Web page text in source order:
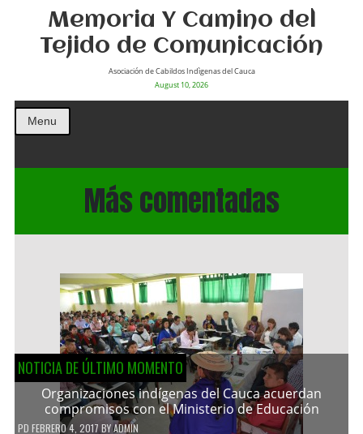
Memoria Y Camino del
Tejido de Comunicación
Asociación de Cabildos Indìgenas del Cauca
August 10, 2026
Menu
Más comentadas
NOTICIA DE ÚLTIMO MOMENTO
Organizaciones indígenas del Cauca acuerdan
compromisos con el Ministerio de Educación
PD FEBRERO 4, 2017 BYADMIN